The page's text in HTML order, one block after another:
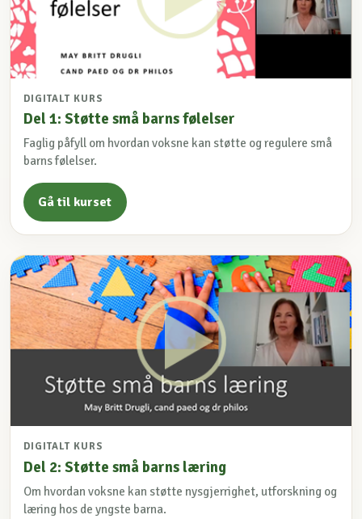
DIGITALT KURS
Del 1: Støtte små barns følelser
Faglig påfyll om hvordan voksne kan støtte og regulere små
barns følelser.
Gå til kurset
DIGITALT KURS
Del 2: Støtte små barns læring
Om hvordan voksne kan støtte nysgjerrighet, utforskning og
læring hos de yngste barna.